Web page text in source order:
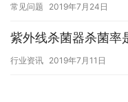
常见问题 2019年7月24日
紫外线杀菌器杀菌率
行业资讯 2019年7月11日